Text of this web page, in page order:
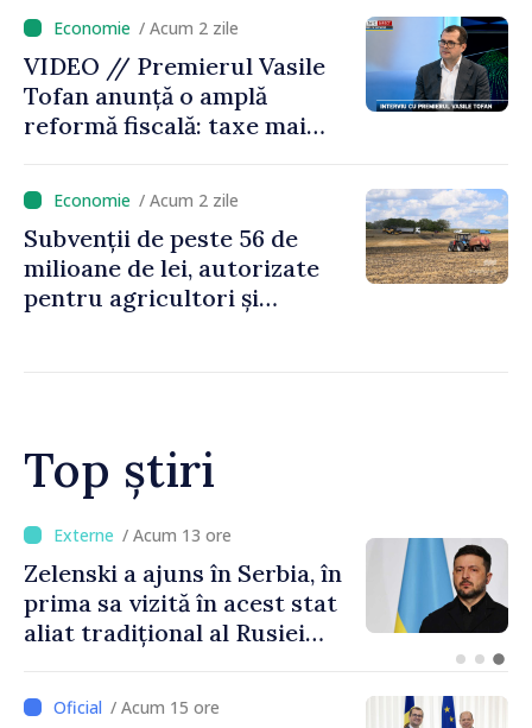
/ Acum 2 zile
VIDEO // Premierul Vasile
Tofan anunță o amplă
reformă fiscală: taxe mai
mari pentru bănci, tutun și
jocurile de noroc
/ Acum 2 zile
Subvenții de peste 56 de
milioane de lei, autorizate
pentru agricultori și
Top știri
/ Acum 3 minute
METEO // Sâmbătă cu ploi,
duminică cu soare: până la
35 de grade în weekend
/ Acum 15 ore